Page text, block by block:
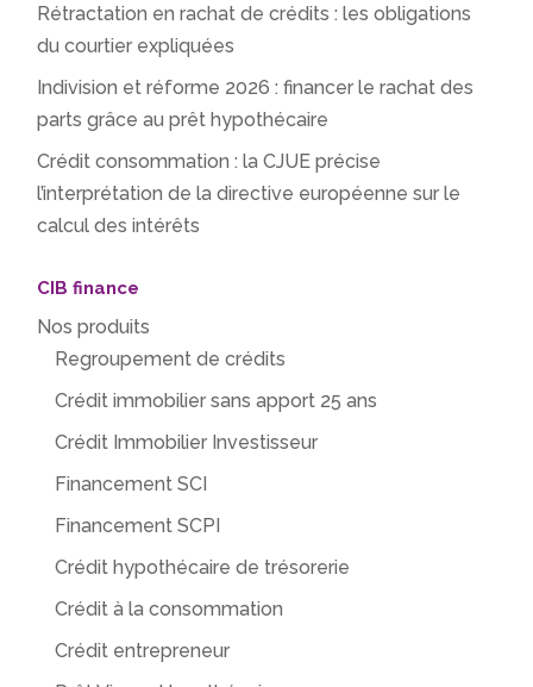
Rétractation en rachat de crédits : les obligations
du courtier expliquées
Indivision et réforme 2026 : financer le rachat des
parts grâce au prêt hypothécaire
Crédit consommation : la CJUE précise
l’interprétation de la directive européenne sur le
calcul des intérêts
CIB finance
Nos produits
Regroupement de crédits
Crédit immobilier sans apport 25 ans
Crédit Immobilier Investisseur
Financement SCI
Financement SCPI
Crédit hypothécaire de trésorerie
Crédit à la consommation
Crédit entrepreneur